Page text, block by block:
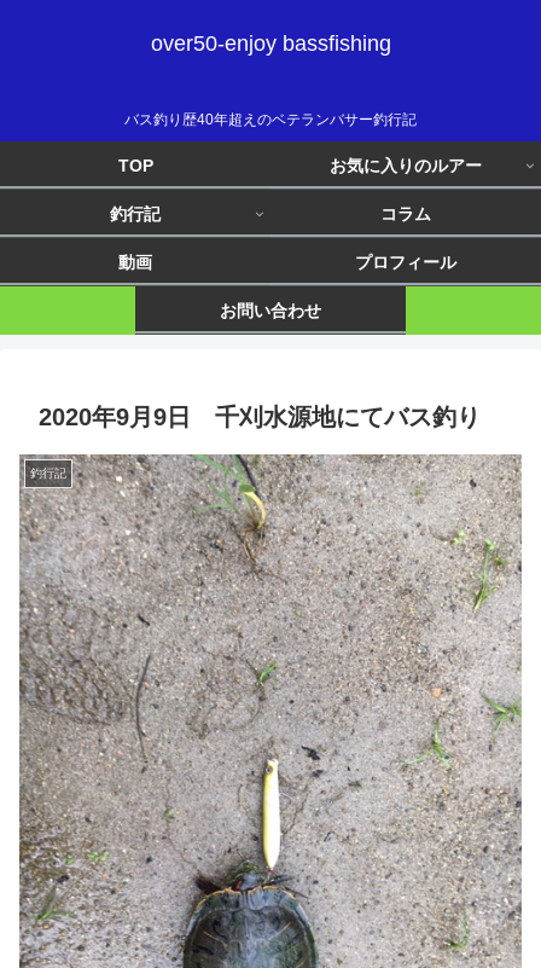
over50-enjoy bassfishing
バス釣り歴40年超えのベテランバサー釣行記
TOP お気に入りのルアー
釣行記 コラム
動画 プロフィール
お問い合わせ
2020年9月9日 千刈水源地にてバス釣り
釣行記